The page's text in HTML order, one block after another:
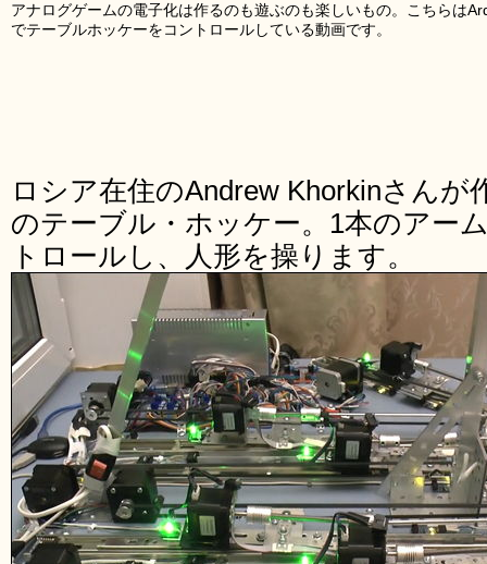
アナログゲームの電子化は作るのも遊ぶのも楽しいもの。こちらは
でテーブルホッケーをコントロールしている動画です。
ロシア在住のAndrew Khorkinさん
のテーブル・ホッケー。1本のアー
トロールし、人形を操ります。